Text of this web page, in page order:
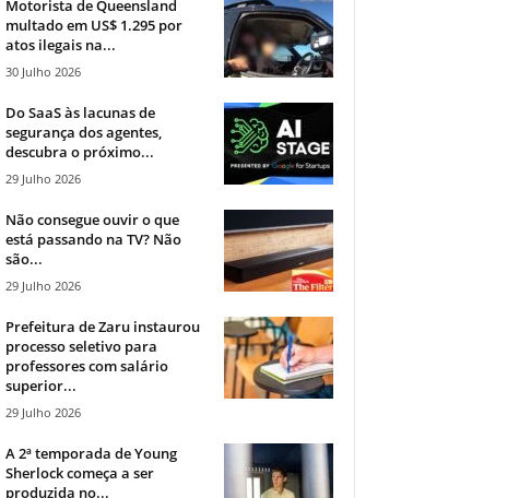
Motorista de Queensland
multado em US$ 1.295 por
atos ilegais na...
30 Julho 2026
Do SaaS às lacunas de
segurança dos agentes,
descubra o próximo...
29 Julho 2026
Não consegue ouvir o que
está passando na TV? Não
são...
29 Julho 2026
Prefeitura de Zaru instaurou
processo seletivo para
professores com salário
superior...
29 Julho 2026
A 2ª temporada de Young
Sherlock começa a ser
produzida no...